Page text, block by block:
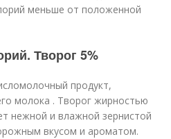
меньше от положенной
Творог 5%
продукт,
молока . Творог жирностью
нежной и влажной зернистой
вкусом и ароматом.